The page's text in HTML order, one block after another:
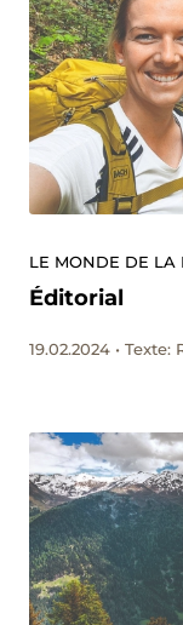
LE MONDE DE LA
Éditorial
19.02.2024 •